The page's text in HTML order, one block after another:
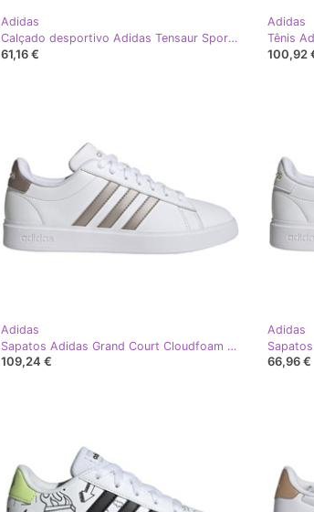
Adidas
Calçado desportivo Adidas Tensaur Sport 2.0 K HP2620, rosa
61,16 €
Adidas
100,92
Adidas
Sapatos Adidas Grand Court Cloudfoam Lifestyle Court Comfort W GW9215 branco
109,24 €
Adidas
66,96 €